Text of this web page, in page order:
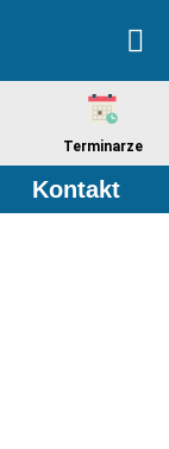
Terminarze
Kontakt